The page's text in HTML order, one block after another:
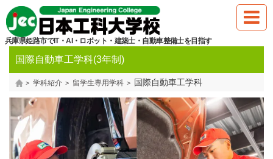
兵庫県姫路市でIT・AI・ロボット・建築士・自動車整備士を目指す
国際自動車工学科(3年制)
学科紹介 留学生専用学科 国際自動車工学科